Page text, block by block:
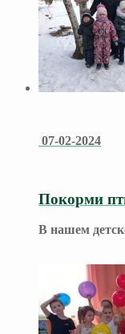
07-02-2024
Покорми
В нашем